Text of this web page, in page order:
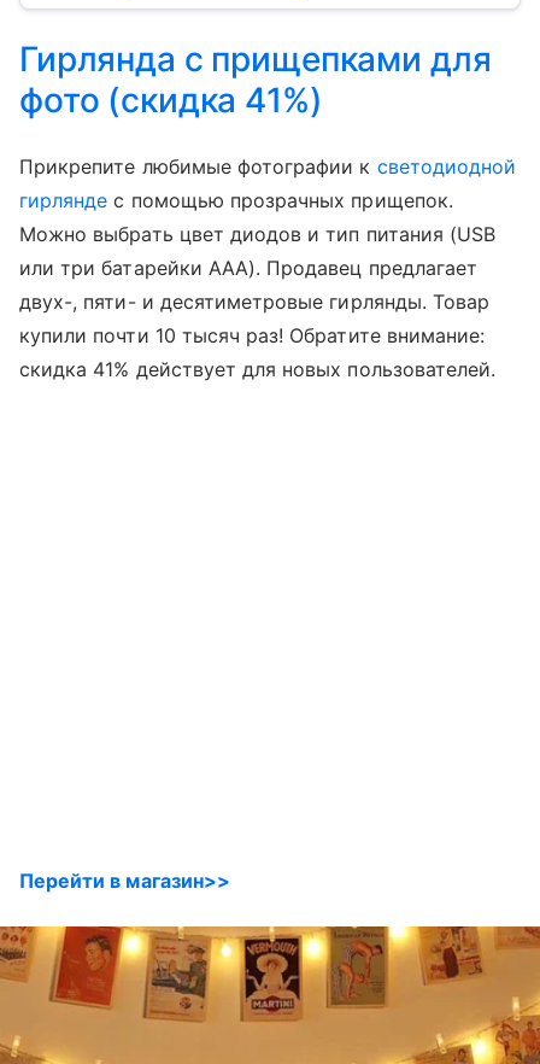
Гирлянда с прищепками для
фото (скидка 41%)
Прикрепите любимые фотографии к светодиодной
гирлянде с помощью прозрачных прищепок.
Можно выбрать цвет диодов и тип питания (USB
или три батарейки ААА). Продавец предлагает
двух-, пяти- и десятиметровые гирлянды. Товар
купили почти 10 тысяч раз! Обратите внимание:
скидка 41% действует для новых пользователей.
Перейти в магазин>>